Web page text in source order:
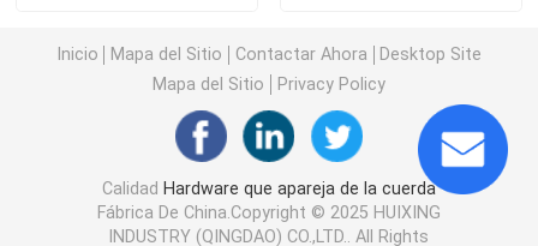
Nuez forjada del ojo
Tornillo Pin Anchor Shackle
Inicio Mapa del Sitio Contactar Ahora
Desktop Site
Mapa del Sitio
Privacy Policy
Calidad Hardware que apareja de la cuerda
Fábrica De China.Copyright © 2025 HUIXING
INDUSTRY (QINGDAO) CO.,LTD.. All Rights